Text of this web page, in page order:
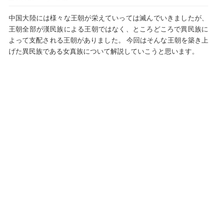
中国大陸には様々な王朝が栄えていっては滅んでいきましたが、
王朝全部が漢民族による王朝ではなく、ところどころで異民族に
よって支配される王朝がありました。 今回はそんな王朝を築き上
げた異民族である女真族について解説していこうと思います。